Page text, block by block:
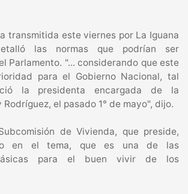
transmitida este viernes por La Iguana
las normas que podrían ser
Parlamento. "... considerando que este
para el Gobierno Nacional, tal
la presidenta encargada de la
el pasado 1° de mayo", dijo.
de Vivienda, que preside,
en el tema, que es una de las
para el buen vivir de los